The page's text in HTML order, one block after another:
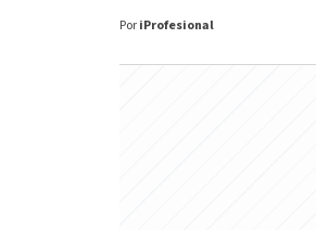
Por iProfesional